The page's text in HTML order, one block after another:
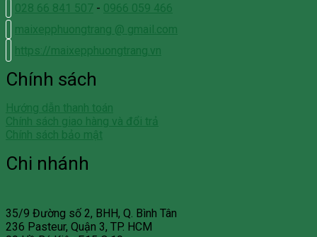
028 66 841 507 - 0966 059 466
maixepphuongtrang @ gmail.com
https://maixepphuongtrang.vn
Chính sách
Hướng dẫn thanh toán
Chính sách giao hàng và đổi trả
Chính sách bảo mật
Chi nhánh
35/9 Đường số 2, BHH, Q. Bình Tân
236 Pasteur, Quận 3, TP. HCM